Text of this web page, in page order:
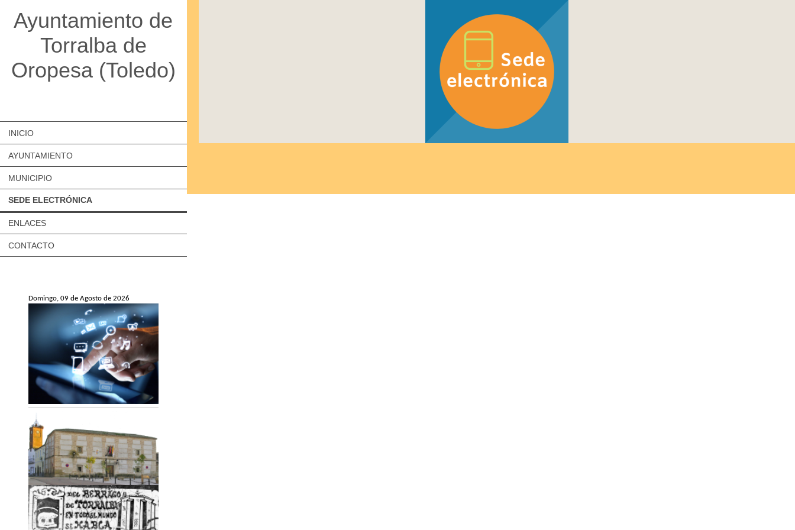
Ayuntamiento de
Torralba de
Oropesa (Toledo)
INICIO
AYUNTAMIENTO
MUNICIPIO
SEDE ELECTRÓNICA
ENLACES
CONTACTO
Domingo, 09 de Agosto de 2026